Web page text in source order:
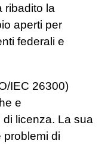
ribadito la
aperti per
federali e
IEC 26300)
e
licenza. La sua
di